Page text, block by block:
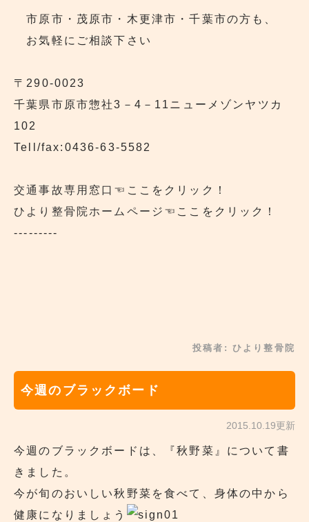
市原市・茂原市・木更津市・千葉市の方も、
お気軽にご相談下さい
〒290‐0023
千葉県市原市惣社3－4－11ニューメゾンヤツカ
102
Tell/fax:0436-63-5582
交通事故専用窓口 ☜ここをクリック！
ひより整骨院ホームページ ☜ここをクリック！
---------
投稿者: ひより整骨院
今週のブラックボード
2015.10.19更新
今週のブラックボードは、『秋野菜』について書
きました。
今が旬のおいしい秋野菜を食べて、身体の中から
健康になりましょう